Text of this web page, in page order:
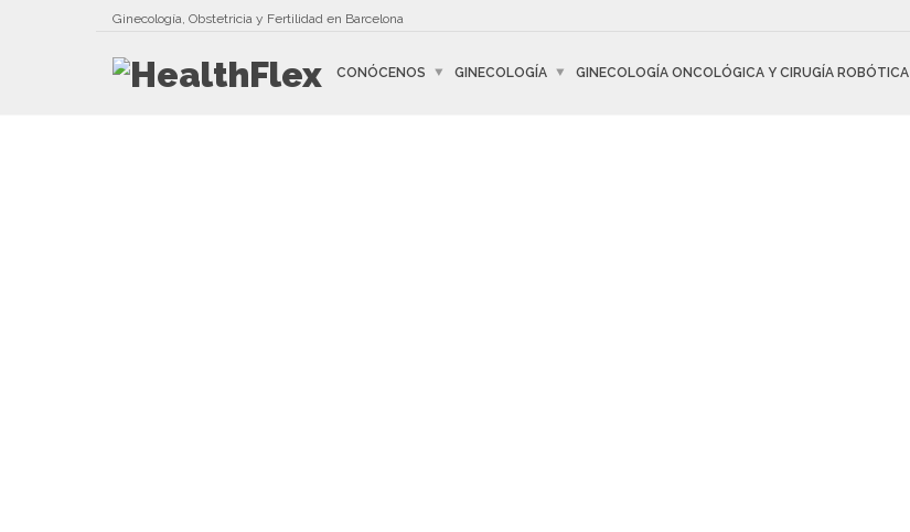
Ginecología, Obstetricia y Fertilidad en Barcelona
CONÓCENOS GINECOLOGÍA GINECOLOGÍA ONCOLÓGICA Y CIRUGÍA ROBÓTICA